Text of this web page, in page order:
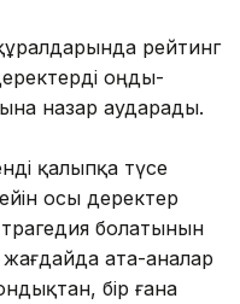
рейтинг
оңды-
назар аударады.
қалыпқа түсе
осы деректер
болатынын
жағдайда ата-аналар
бір ғана